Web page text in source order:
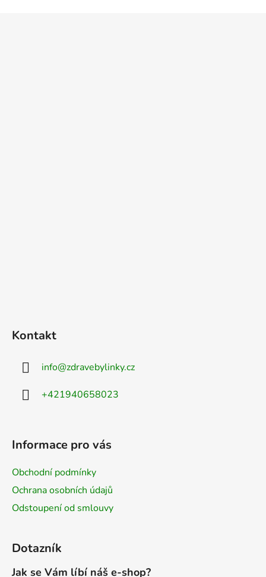
Kontakt
info@zdravebylinky.cz
+421940658023
Informace pro vás
Obchodní podmínky
Ochrana osobních údajů
Odstoupení od smlouvy
Dotazník
Jak se Vám líbí náš e-shop?